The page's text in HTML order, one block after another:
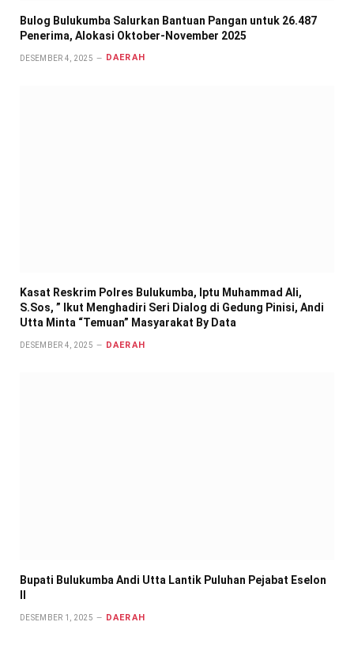
Bulog Bulukumba Salurkan Bantuan Pangan untuk 26.487
Penerima, Alokasi Oktober-November 2025
DESEMBER 4, 2025 DAERAH
Kasat Reskrim Polres Bulukumba, Iptu Muhammad Ali,
S.Sos, ” Ikut Menghadiri Seri Dialog di Gedung Pinisi, Andi
Utta Minta “Temuan” Masyarakat By Data
DESEMBER 4, 2025 DAERAH
Bupati Bulukumba Andi Utta Lantik Puluhan Pejabat Eselon
DESEMBER 1, 2025 DAERAH